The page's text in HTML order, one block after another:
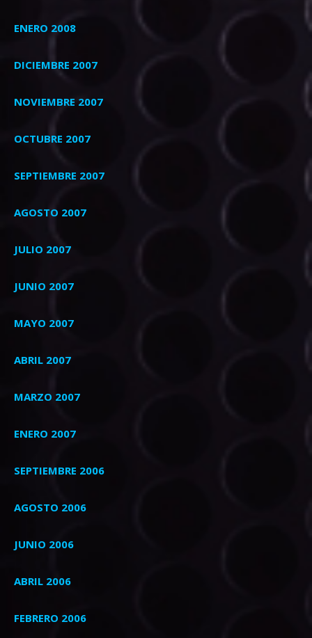
ENERO 2008
DICIEMBRE 2007
NOVIEMBRE 2007
OCTUBRE 2007
SEPTIEMBRE 2007
AGOSTO 2007
JULIO 2007
JUNIO 2007
MAYO 2007
ABRIL 2007
MARZO 2007
ENERO 2007
SEPTIEMBRE 2006
AGOSTO 2006
JUNIO 2006
ABRIL 2006
FEBRERO 2006